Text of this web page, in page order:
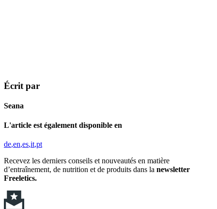
Écrit par
Seana
L'article est également disponible en
de en es it pt
Recevez les derniers conseils et nouveautés en matière
d’entraînement, de nutrition et de produits dans la newsletter
Freeletics.